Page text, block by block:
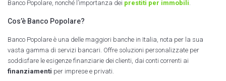
Banco Popolare, nonché l’importanza dei prestiti per immobili
Cos’è Banco Popolare?
Banco Popolare è una delle maggiori banche in Italia, nota per la sua
vasta gamma di servizi bancari. Offre soluzioni personalizzate per
soddisfare le esigenze finanziarie dei clienti, dai conti correnti ai
finanziamenti per imprese e privati.